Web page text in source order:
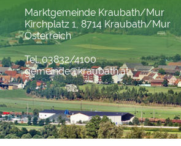
Marktgemeinde Kraubath/Mur
Kirchplatz 1, 8714 Kraubath/Mur
Österreich
Tel. 03832/4100
gemeinde@kraubath.at